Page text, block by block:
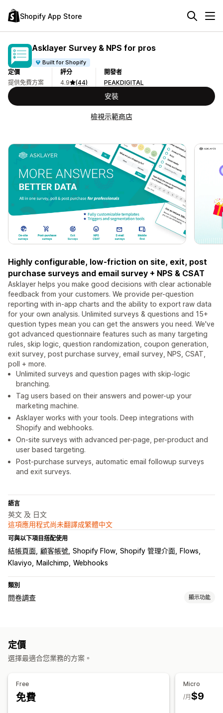
Shopify App Store
Asklayer Survey & NPS for pros
Built for Shopify
定價
提供免費方案
評分
4.9
(44)
開發者
PEAKDIGITAL
安裝
檢視示範商店
Highly configurable, low-friction on site, exit, post
purchase surveys and email survey + NPS & CSAT
Asklayer helps you make good decisions with clear actionable
feedback from your customers. We provide per-question
reporting with in-app charts and the ability to export raw data
for your own analysis. Unlimited surveys & questions and 15+
question types mean you can get the answers you need. We've
got advanced questionnaire features such as many targeting
rules, skip logic, question randomization, coupon generation,
exit survey, post purchase survey, email survey, NPS, CSAT,
poll + more.
Unlimited surveys and question pages with skip-logic
branching.
Tag users based on their answers and power-up your
marketing machine.
Asklayer works with your tools. Deep integrations with
Shopify and webhooks.
On-site surveys with advanced per-page, per-product and
user based targeting.
Post-purchase surveys, automatic email followup surveys
and exit surveys.
語言
英文 及 日文
這項應用程式尚未翻譯成繁體中文
可與以下項目搭配使用
結帳頁面 顧客帳號 Shopify Flow Shopify 管理介面
Flows
Klaviyo
Mailchimp Webhooks
類別
問卷調查 顯示功能
多頁面
商品意見回饋
定價
選擇最適合您業務的方案。
Free
免費
Micro
$9
/月